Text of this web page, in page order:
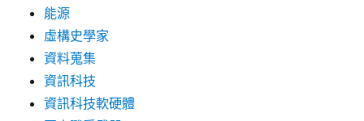
能源
虛構史學家
資料蒐集
資訊科技
資訊科技軟硬體